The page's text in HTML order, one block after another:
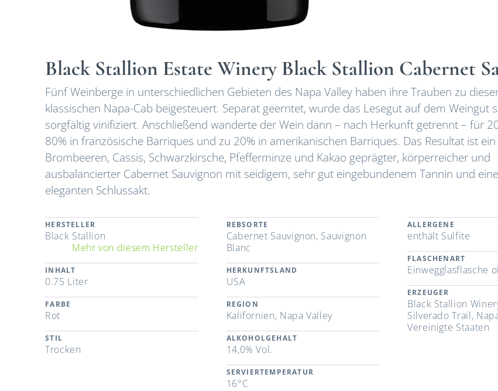
Black Stallion Estate Winery Black Stallion Cabernet
Fünf Weinberge in unterschiedlichen Gebieten des Napa Valley haben ihre Trauben zu
klassischen Napa-Cab beigesteuert. Separat geerntet, wurde das Lesegut auf dem Weingut
sorgfältig vinifiziert. Anschließend wanderte der Wein dann – nach Herkunft getrennt – für
80% in französische Barriques und zu 20% in amerikanischen Barriques. Das Resultat ist
Brombeeren, Cassis, Schwarzkirsche, Pfefferminze und Kakao geprägter, körperreicher und
ausbalancierter Cabernet Sauvignon mit seidigem, sehr gut eingebundenem Tannin und
eleganten Schlussakt.
HERSTELLER
Black Stallion
Mehr von diesem Hersteller
INHALT
0.75 Liter
FARBE
Rot
STIL
Trocken
REBSORTE
Cabernet Sauvignon, Sauvignon
Blanc
HERKUNFTSLAND
USA
REGION
Kalifornien, Napa Valley
ALKOHOLGEHALT
14,0% Vol.
SERVIERTEMPERATUR
16°C
ALLERGENE
enthält Sulfite
FLASCHENART
Einwegglasflasche
ERZEUGER
Black Stallion
Silverado Trail,
Vereinigte Staaten